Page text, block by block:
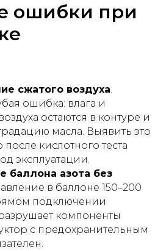
ошибки при
сжатого воздуха.
ошибка: влага и
остаются в контуре и
масла. Выявить это
кислотного теста
эксплуатации.
баллона азота без
в баллоне 150–200
подключении
компоненты
с предохранительным